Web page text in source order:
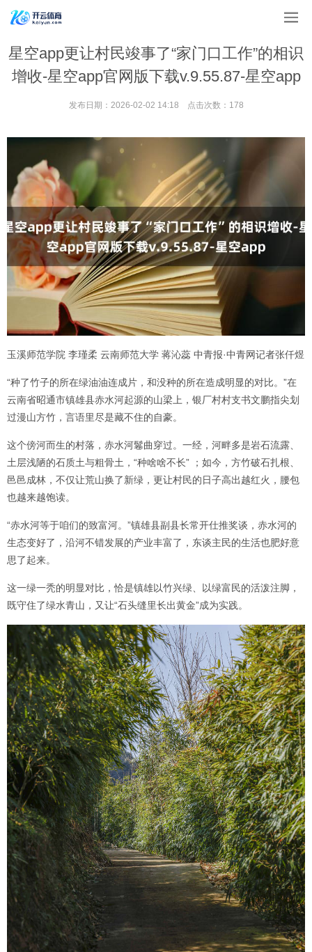
星空app更让村民竣事了“家门口工作”的相识
增收-星空app官网版下载v.9.55.87-星空app
发布日期：2026-02-02 14:18 点击次数：178
玉溪师范学院 李瑾柔 云南师范大学 蒋沁蕊 中青报·中青网记者张仟煜
“种了竹子的所在绿油油连成片，和没种的所在造成明显的对比。”在
云南省昭通市镇雄县赤水河起源的山梁上，银厂村村支书文鹏指尖划
过漫山方竹，言语里尽是藏不住的自豪。
这个傍河而生的村落，赤水河鬈曲穿过。一经，河畔多是岩石流露、
土层浅陋的石质土与粗骨土，“种啥啥不长” ；如今，方竹破石扎根、
邑邑成林，不仅让荒山换了新绿，更让村民的日子高出越红火，腰包
也越来越饱读。
“赤水河等于咱们的致富河。”镇雄县副县长常开仕推奖谈，赤水河的
生态变好了，沿河不错发展的产业丰富了，东谈主民的生活也肥好意
思了起来。
这一绿一秃的明显对比，恰是镇雄以竹兴绿、以绿富民的活泼注脚，
既守住了绿水青山，又让“石头缝里长出黄金”成为实践。